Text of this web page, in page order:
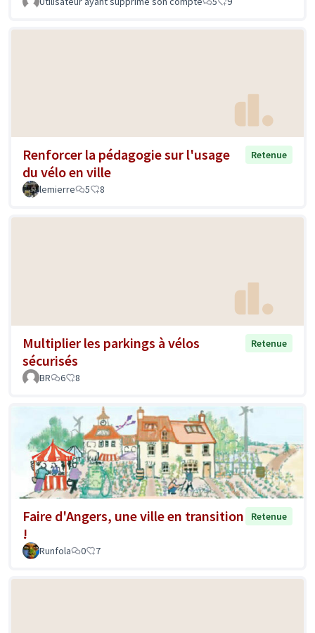
Renforcer la pédagogie sur l'usage
du vélo en ville
Retenue
lemierre 5 8
Multiplier les parkings à vélos
sécurisés
Retenue
BR 6 8
Faire d'Angers, une ville en transition
!
Retenue
Runfola 0 7